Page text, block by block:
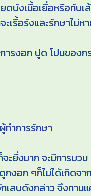
ดบังเนื้อเยื่อหรือทับ
เรื้อรังและรักษาไม่ห
งอก ปูด โปนของก
ทำการรักษา
มาก จะมีการบวม
งอก ๆก็ไม่ได้เกิดจ
เสบดังกล่าว จึงทาน